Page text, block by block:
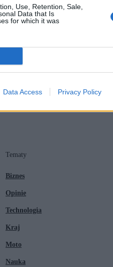
Use, Retention, Sale,
Data that Is
for which it was
Data Access Privacy Policy
koalicjantów. Nowy sondaż
Wojennej. Dalszy ciąg czystki
przechwytują statki
za problemy wokół
Tematy
Biznes
Opinie
Technologia
Kraj
Moto
Nauka